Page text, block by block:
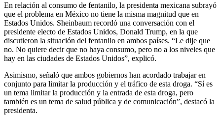
En relación al consumo de fentanilo, la presidenta mexicana subrayó
que el problema en México no tiene la misma magnitud que en
Estados Unidos. Sheinbaum recordó una conversación con el
presidente electo de Estados Unidos, Donald Trump, en la que
discutieron la situación del fentanilo en ambos países. “Le dije que
no. No quiere decir que no haya consumo, pero no a los niveles que
hay en las ciudades de Estados Unidos”, explicó.
Asimismo, señaló que ambos gobiernos han acordado trabajar en
conjunto para limitar la producción y el tráfico de esta droga. “Sí es
un tema limitar la producción y la entrada de esta droga, pero
también es un tema de salud pública y de comunicación”, destacó la
presidenta.